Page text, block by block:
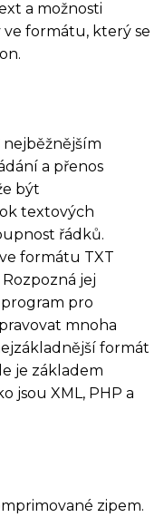
a možnosti
formátu, který se
nejběžnějším
a přenos
být
textových
řádků.
formátu TXT
jej
pro
mnoha
formát
je základem
jsou XML, PHP a
zipem.